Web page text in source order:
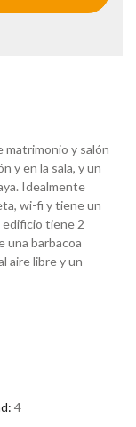
matrimonio y salón
y en la sala, y un
Idealmente
wi-fi y tiene un
edificio tiene 2
una barbacoa
aire libre y un
4